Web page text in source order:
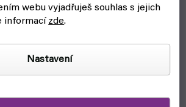
webu vyjadřuješ souhlas s jejich
informacízde.
Nastavení
- akorát to poznáš opět podle toho,